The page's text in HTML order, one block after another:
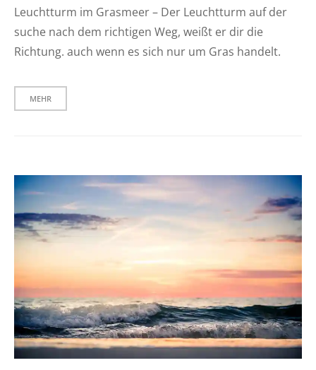
Leuchtturm im Grasmeer – Der Leuchtturm auf der
suche nach dem richtigen Weg, weißt er dir die
Richtung. auch wenn es sich nur um Gras handelt.
MEHR